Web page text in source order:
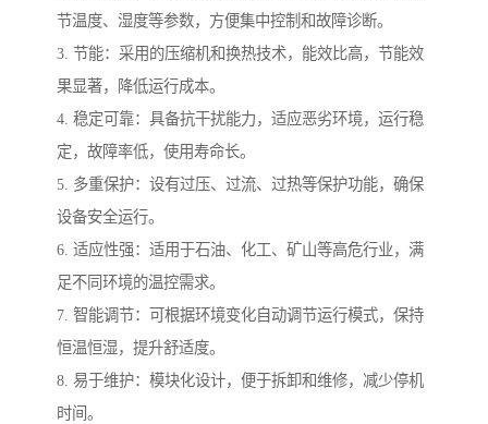
节温度、湿度等参数，方便集中控制和故障诊断。
3. 节能：采用的压缩机和换热技术，能效比高，节能效
果显著，降低运行成本。
4. 稳定可靠：具备抗干扰能力，适应恶劣环境，运行稳
定，故障率低，使用寿命长。
5. 多重保护：设有过压、过流、过热等保护功能，确保
设备安全运行。
6. 适应性强：适用于石油、化工、矿山等高危行业，满
足不同环境的温控需求。
7. 智能调节：可根据环境变化自动调节运行模式，保持
恒温恒湿，提升舒适度。
8. 易于维护：模块化设计，便于拆卸和维修，减少停机
时间。